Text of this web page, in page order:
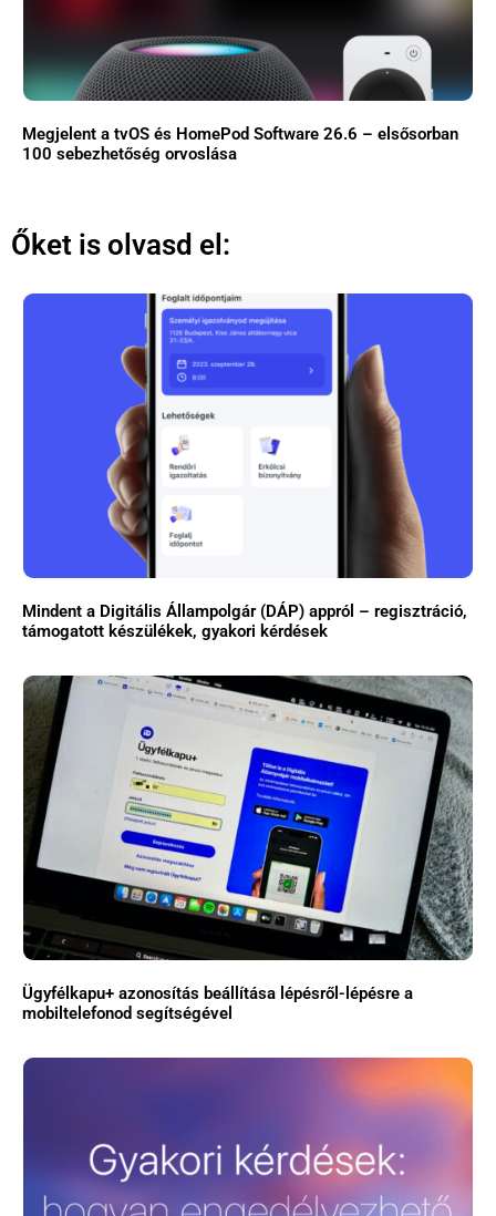
Megjelent a tvOS és HomePod Software 26.6 – elsősorban
100 sebezhetőség orvoslása
Őket is olvasd el:
Mindent a Digitális Állampolgár (DÁP) appról – regisztráció,
támogatott készülékek, gyakori kérdések
Ügyfélkapu+ azonosítás beállítása lépésről-lépésre a
mobiltelefonod segítségével